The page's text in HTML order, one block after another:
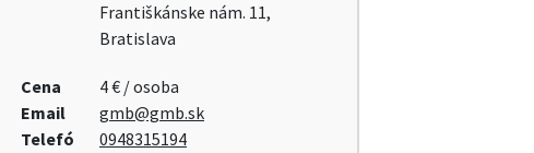
Františkánske nám. 11,
Bratislava
Cena
4 € / osoba
Email
gmb@gmb.sk
Telefó
0948315194